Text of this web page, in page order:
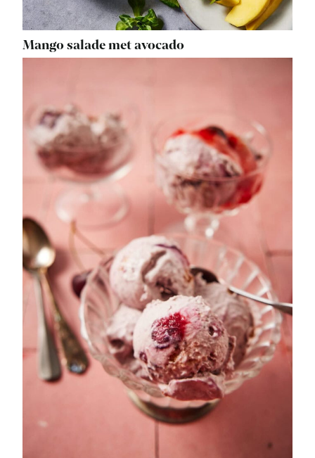
Mango salade met avocado